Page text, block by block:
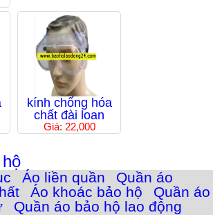
kính chống hóa
chất đài loan
Giá: 22,000
Áo liền quần
Quần áo
Áo khoác bảo hộ
Quần áo
Quần áo bảo hộ lao động